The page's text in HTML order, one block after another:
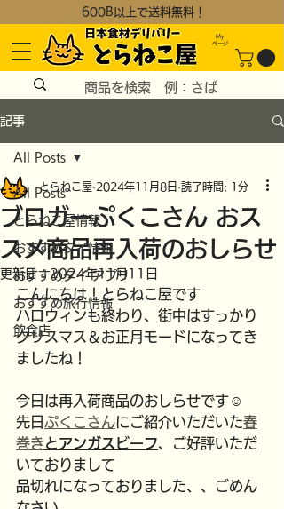
600B以上で送料無料！
My
​ページ
記事
All Posts
とらねこ屋情報
おすすめタイ情報
おすすめタイ アプリ
おすすめ旅行情報
飲食店
All Posts
ブロガーぷくこさん おス
スメ商品再入荷のおしらせ
とらねこ屋 2024年11月8日 読了時間: 1分
更新日：2024年11月11日
こんにちは！とらねこ屋です
ハロウィンも終わり、街中はすっかり
クリスマス＆お正月モードになってき
ましたね！
今日は再入荷商品のおしらせです☺
先日 ぷくこさんにご紹介いただいた春
巻きとアンガスビーフ、ご好評いただ
いておりまして
品切れになっておりました、、ごめん